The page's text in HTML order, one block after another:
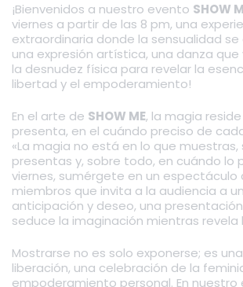
¡Bienvenidos a nuestro evento SHOW
viernes a partir de las 8 pm, una
extraordinaria donde la sensualidad
una expresión artística, una danza
la desnudez física para revelar la
libertad y el empoderamiento!
En el arte de SHOW ME, la magia
presenta, en el cuándo preciso de
«La magia no está en lo que
presentas y, sobre todo, en cuándo lo
viernes, sumérgete en un
miembros que invita a la audiencia a
anticipación y deseo, una
seduce la imaginación mientras revela
Mostrarse no es solo exponerse; es
liberación, una celebración de la
empoderamiento personal. En nuestro